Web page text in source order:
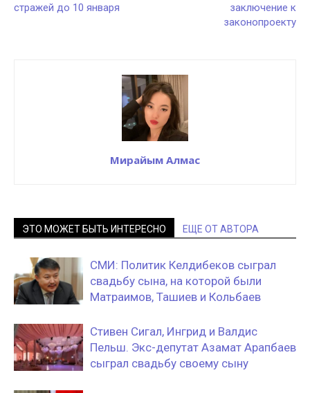
стражей до 10 января
заключение к
законопроекту
Мирайым Алмас
ЭТО МОЖЕТ БЫТЬ ИНТЕРЕСНО ЕЩЕ ОТ АВТОРА
СМИ: Политик Келдибеков сыграл
свадьбу сына, на которой были
Матраимов, Ташиев и Кольбаев
Стивен Сигал, Ингрид и Валдис
Пельш. Экс-депутат Азамат Арапбаев
сыграл свадьбу своему сыну